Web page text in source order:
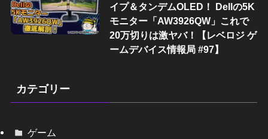
イプ＆タンデムOLED！ Dellの5K
モニター「AW3926QW」これで
20万切りは激ヤバ！【レベロジ ゲ
ームデバイス情報局 #97】
カテゴリー
ゲーム